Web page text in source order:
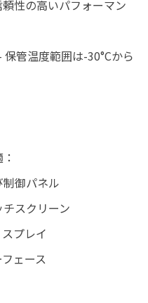
性の高いパフォーマン
保管温度範囲は-30°Cから
御パネル
スクリーン
プレイ
ェース